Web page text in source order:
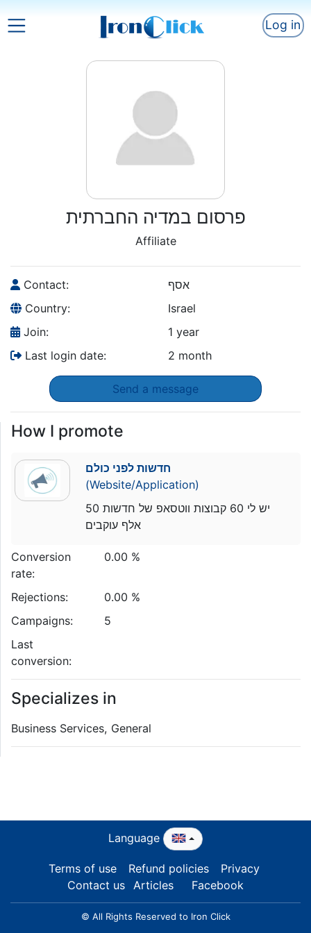
Log in
פרסום במדיה החברתית
Affiliate
Contact:
אסף
Country:
Israel
Join:
1 year
Last login date:
2 month
Send a message
How I promote
חדשות לפני כולם
(Website/Application)
יש לי 60 קבוצות ווטסאפ של חדשות 50
אלף עוקבים
Conversion
rate:
0.00 %
Rejections:
0.00 %
Campaigns:
5
Last
conversion:
Specializes in
Business Services, General
Language
Terms of use Refund policies
Privacy
Contact us Articles Facebook
© All Rights Reserved to Iron Click